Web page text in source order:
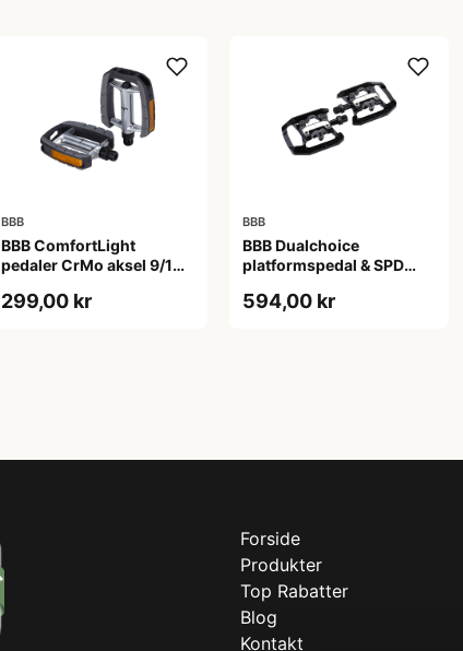
BBB
BBB ComfortLight
pedaler CrMo aksel 9/16
299,00 kr
BBB
BBB Dualchoice
platformspedal & SPD
594,00 kr
Forside
Produkter
Top Rabatter
Blog
Kontakt